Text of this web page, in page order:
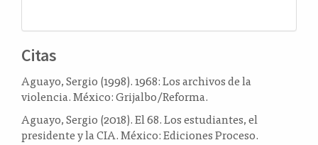
Citas
Aguayo, Sergio (1998). 1968: Los archivos de la
violencia. México: Grijalbo/Reforma.
Aguayo, Sergio (2018). El 68. Los estudiantes, el
presidente y la CIA. México: Ediciones Proceso.